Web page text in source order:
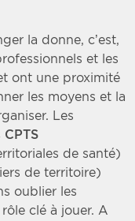
la donne, c’est,
et les
ont une proximité
les moyens et la
Les
CPTS
de santé)
de territoire)
oublier les
clé à jouer. A